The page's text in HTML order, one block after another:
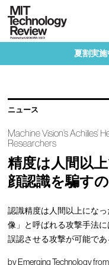
夏割実施
ニュース
Machine Vision’s Achilles’
Researchers
精度は人間以
顔認識を騙す
認識精度は人間以上にな
像」と呼ばれる攻撃手法
誤認させる攻撃が可能で
byEmerging Technology